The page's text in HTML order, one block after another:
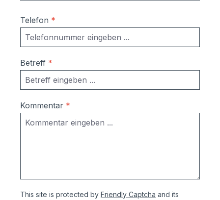
Telefon *
Betreff *
Kommentar *
This site is protected by Friendly Captcha and its